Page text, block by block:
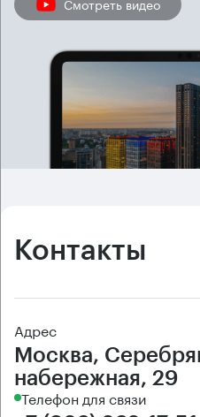
Контакты
Адрес
Москва,
набережная, 29
Телефон для связи